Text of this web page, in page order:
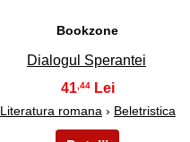
Bookzone
Dialogul Sperantei
41,44
Literatura romana › Beletristica